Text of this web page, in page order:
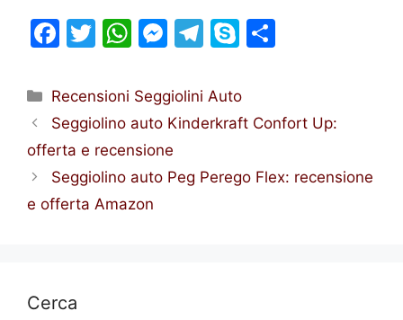
F
c
e
b
o
o
T
itt
er
W
at
s
A
p
p
M
s
s
e
n
T
e
gr
m
S
y
p di
di
Categorie
Recensioni Seggiolini Auto
Seggiolino auto Kinderkraft Confort Up:
offerta e recensione
Seggiolino auto Peg Perego Flex: recensione
e offerta Amazon
Cerca